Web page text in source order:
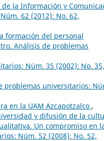
la Información y
62 (2012): No. 62,
formación del personal
Análisis de problemas
Núm. 35 (2002): No.
problemas universitarios:
en la UAM Azcapotzalco ,
y difusión de la
Un compromiso en
Núm. 52 (2008): No. 52,